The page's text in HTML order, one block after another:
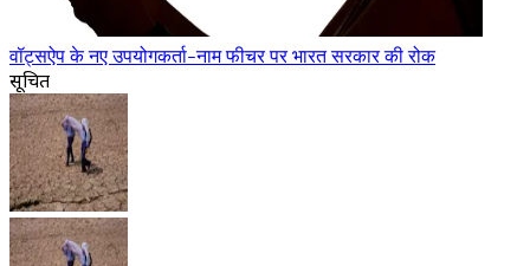
वॉट्सऐप के नए उपयोगकर्ता-नाम फीचर पर भारत सरकार की रोक
सूचित